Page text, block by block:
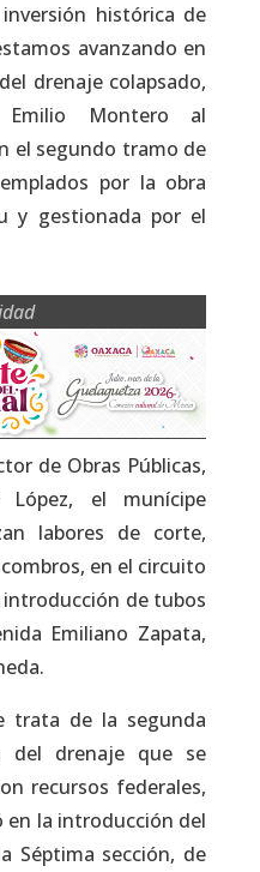
histórica de
avanzando en
drenaje colapsado,
Montero al
el segundo tramo de
por la obra
y gestionada por el
de Obras Públicas,
López, el munícipe
labores de corte,
en el circuito
introducción de tubos
Emiliano Zapata,
trata de la segunda
del drenaje que se
recursos federales,
en la introducción del
Séptima sección, de